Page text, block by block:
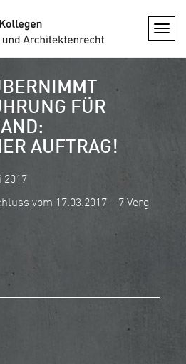
FÜR
AUFTRAG!
2017
vom 17.03.2017 – 7 Verg